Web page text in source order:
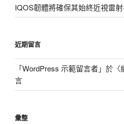
IQOS韌體將確保其始終近視雷
近期留言
「WordPress 示範留言者」於〈
言
彙整